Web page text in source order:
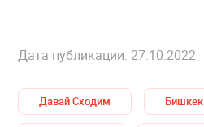
Дата публикации: 27.10.2022
Давай Сходим Бишкек